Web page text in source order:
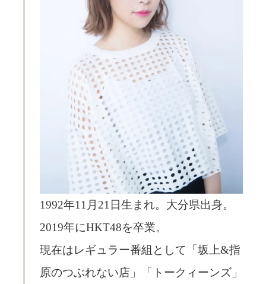
1992年11月21日生まれ。大分県出身。
2019年にHKT48を卒業。
現在はレギュラー番組として「坂上&指
原のつぶれない店」「トークィーンズ」